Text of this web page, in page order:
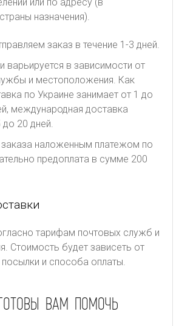
назначения).
заказ в течение 1-3 дней.
варьируется в зависимости от
и местоположения. Как
по Украине занимает от 1 до
международная доставка
до 20 дней.
заказа наложенным платежом по
предоплата в сумме 200
тарифам почтовых служб и
Стоимость будет зависеть от
и способа оплаты.
ВАМ ПОМОЧЬ